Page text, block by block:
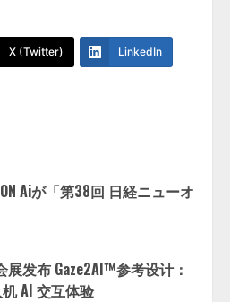
X (Twitter) LinkedIn
Aiが「第38回 日経ニューオ
发布 Gaze2AI™参考设计：
AI 交互体验